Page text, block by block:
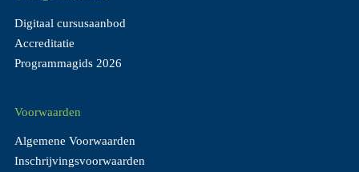
Digitaal cursusaanbod
Accreditatie
Programmagids 2026
Voorwaarden
Algemene Voorwaarden
Inschrijvingsvoorwaarden